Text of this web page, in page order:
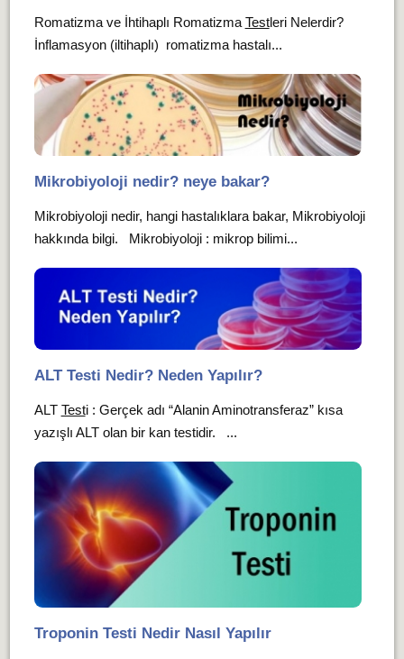
Romatizma ve İhtihaplı Romatizma Testleri Nelerdir?
İnflamasyon (iltihaplı) romatizma hastalı...
Mikrobiyoloji nedir? neye bakar?
Mikrobiyoloji nedir, hangi hastalıklara bakar, Mikrobiyoloji
hakkında bilgi. Mikrobiyoloji : mikrop bilimi...
ALT Testi Nedir? Neden Yapılır?
ALT Testi : Gerçek adı “Alanin Aminotransferaz” kısa
yazışlı ALT olan bir kan testidir. ...
Troponin Testi Nedir Nasıl Yapılır